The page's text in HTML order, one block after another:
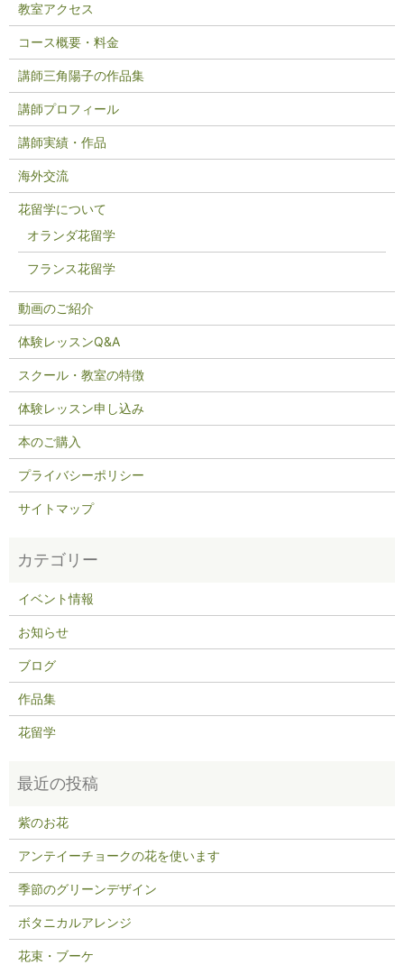
教室アクセス
コース概要・料金
講師三角陽子の作品集
講師プロフィール
講師実績・作品
海外交流
花留学について
オランダ花留学
フランス花留学
動画のご紹介
体験レッスンQ&A
スクール・教室の特徴
体験レッスン申し込み
本のご購入
プライバシーポリシー
サイトマップ
イベント情報
お知らせ
ブログ
作品集
花留学
紫のお花
アンテイーチョークの花を使います
季節のグリーンデザイン
ボタニカルアレンジ
花束・ブーケ